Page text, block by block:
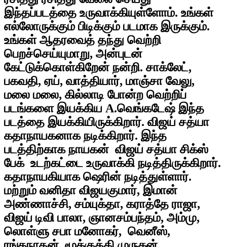
இந்தப்படத்தை உருவாக்கியுள்ளோம். உங்கள்
எல்லோருக்கும் பிடிக்கும் படமாக இருக்கும்.
உங்கள் ஆதரவைத் தந்து வெற்றி
பெறச்செய்யுமாறு, அன்புடன்
கேட்டுக்கொள்கிறேன் நன்றி. சாக்லேட்,
பகவதி, ஏய், வாத்தியார், மாஞ்சா வேலு,
மலை மலை, கில்லாடி போன்ற வெற்றிப்
படங்களை இயக்கிய A.வெங்கடேஷ் இந்த
படத்தை இயக்கியிருக்கிறார். விஜய் சத்யா
கதாநாயகனாக நடிக்கிறார். இந்த
படத்திற்காக நாயகன் விஜய் சத்யா சிக்ஸ்
பேக் உடற்கட்டை உருவாக்கி நடித்திருக்கிறார்.
கதாநாயகியாக ஷெரின் நடித்துள்ளார்.
மற்றும் வனிதா விஜயகுமார், இமான்
அண்ணாச்சி, சம்யுக்தா, கராத்தே ராஜா,
விஜய் டிவி பாலா, ஞானசம்பந்தம், அம்மு,
லொள்ளு சபா மனோகர், வெனீஸ்,